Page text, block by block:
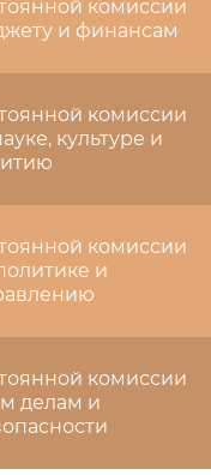
комиссии
и финансам
комиссии
культуре и
комиссии
и
комиссии
делам и